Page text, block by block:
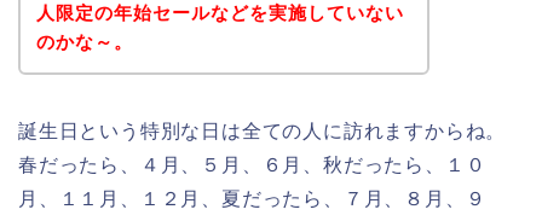
人限定の年始セールなどを実施していない
のかな～。
誕生日という特別な日は全ての人に訪れますからね。
春だったら、４月、５月、６月、秋だったら、１０
月、１１月、１２月、夏だったら、７月、８月、９